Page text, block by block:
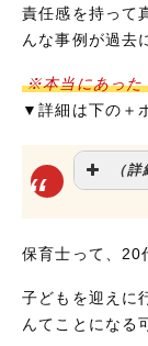
責任感を持って
んな事例が過去
※本当にあった
▼詳細は下の＋
（
保育士って、20
子どもを迎えに
んてことになる